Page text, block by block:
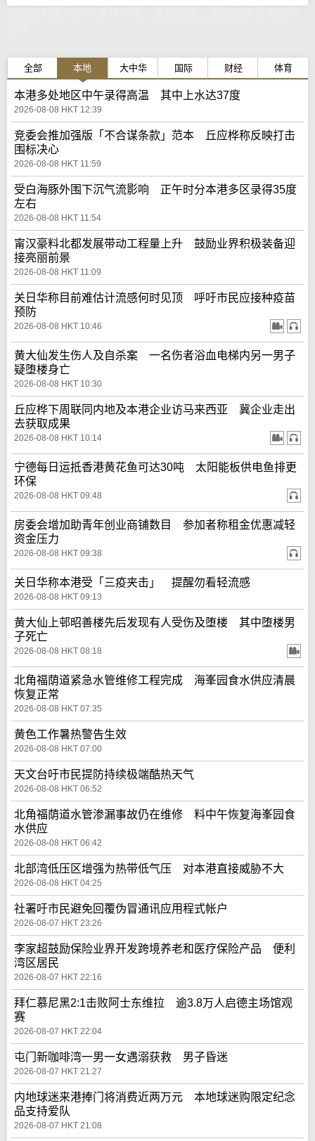
全部 本地 大中华 国际 财经 体育
本港多处地区中午录得高温 其中上水达37度
2026-08-08 HKT 12:39
竞委会推加强版「不合谋条款」范本 丘应桦称反映打击
围标决心
2026-08-08 HKT 11:59
受白海豚外围下沉气流影响 正午时分本港多区录得35度
左右
2026-08-08 HKT 11:54
甯汉豪料北都发展带动工程量上升 鼓励业界积极装备迎
接亮丽前景
2026-08-08 HKT 11:09
关日华称目前难估计流感何时见顶 呼吁市民应接种疫苗
预防
2026-08-08 HKT 10:46
黄大仙发生伤人及自杀案 一名伤者浴血电梯内另一男子
疑堕楼身亡
2026-08-08 HKT 10:30
丘应桦下周联同内地及本港企业访马来西亚 冀企业走出
去获取成果
2026-08-08 HKT 10:14
宁德每日运抵香港黄花鱼可达30吨 太阳能板供电鱼排更
环保
2026-08-08 HKT 09:48
房委会增加助青年创业商铺数目 参加者称租金优惠减轻
资金压力
2026-08-08 HKT 09:38
关日华称本港受「三疫夹击」 提醒勿看轻流感
2026-08-08 HKT 09:13
黄大仙上邨昭善楼先后发现有人受伤及堕楼 其中堕楼男
子死亡
2026-08-08 HKT 08:18
北角福荫道紧急水管维修工程完成 海峯园食水供应清晨
恢复正常
2026-08-08 HKT 07:35
黄色工作暑热警告生效
2026-08-08 HKT 07:00
天文台吁市民提防持续极端酷热天气
2026-08-08 HKT 06:52
北角福荫道水管渗漏事故仍在维修 料中午恢复海峯园食
水供应
2026-08-08 HKT 06:42
北部湾低压区增强为热带低气压 对本港直接威胁不大
2026-08-08 HKT 04:25
社署吁市民避免回覆伪冒通讯应用程式帐户
2026-08-07 HKT 23:26
李家超鼓励保险业界开发跨境养老和医疗保险产品 便利
湾区居民
2026-08-07 HKT 22:16
拜仁慕尼黑2:1击败阿士东维拉 逾3.8万人启德主场馆观
赛
2026-08-07 HKT 22:04
屯门新咖啡湾一男一女遇溺获救 男子昏迷
2026-08-07 HKT 21:27
内地球迷来港捧门将消费近两万元 本地球迷购限定纪念
品支持爱队
2026-08-07 HKT 21:08